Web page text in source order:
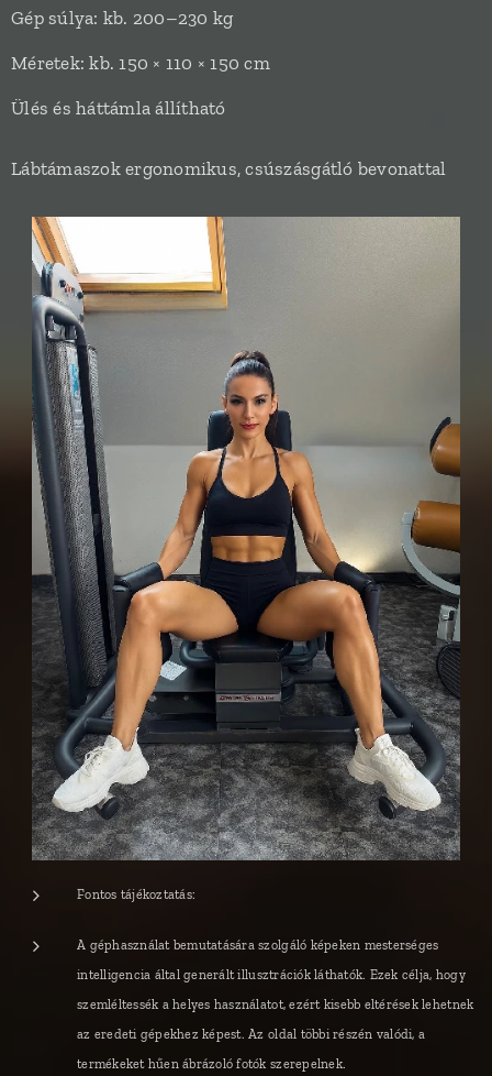
Gép súlya: kb. 200–230 kg
Méretek: kb. 150 × 110 × 150 cm
Ülés és háttámla állítható
Lábtámaszok ergonomikus, csúszásgátló bevonattal
Fontos tájékoztatás:
A géphasználat bemutatására szolgáló képeken mesterséges
intelligencia által generált illusztrációk láthatók. Ezek célja, hogy
szemléltessék a helyes használatot, ezért kisebb eltérések lehetnek
az eredeti gépekhez képest. Az oldal többi részén valódi, a
termékeket hűen ábrázoló fotók szerepelnek.